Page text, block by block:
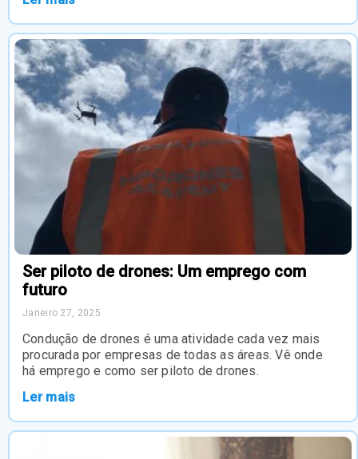
Ser piloto de drones: Um emprego com
futuro
Janeiro 27, 2025
Condução de drones é uma atividade cada vez mais
procurada por empresas de todas as áreas. Vê onde
há emprego e como ser piloto de drones.
Ler mais